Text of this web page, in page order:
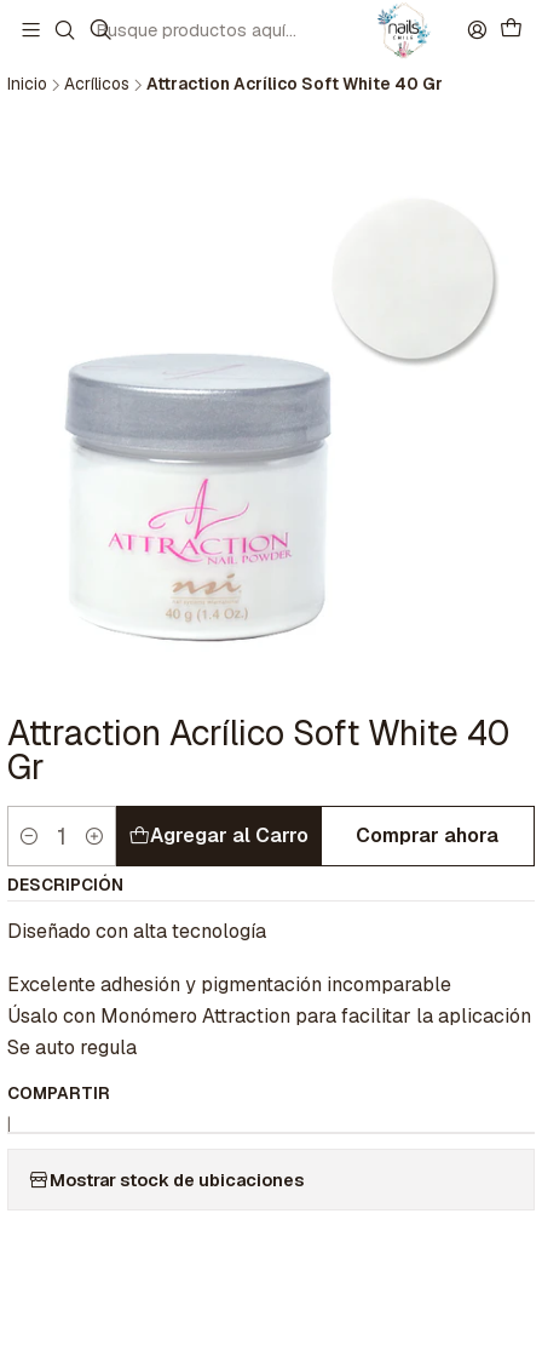
Inicio Acrílicos Attraction Acrílico Soft White 40 Gr
Attraction Acrílico Soft White 40
Gr
Cantidad
Agregar al Carro Comprar ahora
DESCRIPCIÓN
Diseñado con alta tecnología
Excelente adhesión y pigmentación incomparable
Úsalo con Monómero Attraction para facilitar la aplicación
Se auto regula
COMPARTIR
|
Mostrar stock de ubicaciones